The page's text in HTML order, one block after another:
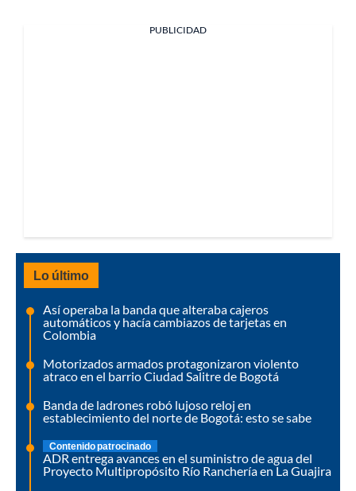
PUBLICIDAD
Lo último
Así operaba la banda que alteraba cajeros
automáticos y hacía cambiazos de tarjetas en
Colombia
Motorizados armados protagonizaron violento
atraco en el barrio Ciudad Salitre de Bogotá
Banda de ladrones robó lujoso reloj en
establecimiento del norte de Bogotá: esto se sabe
Contenido patrocinado
ADR entrega avances en el suministro de agua del
Proyecto Multipropósito Río Ranchería en La Guajira